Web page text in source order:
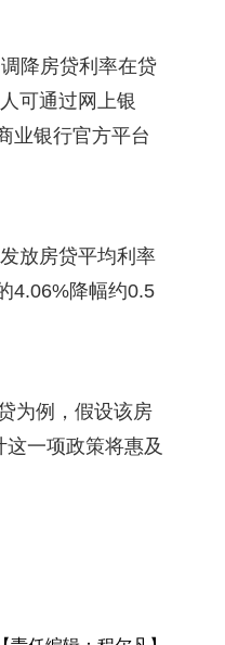
降房贷利率在贷
可通过网上银
业银行官方平台
放房贷平均利率
4.06%降幅约0.5
为例，假设该房
一项政策将惠及